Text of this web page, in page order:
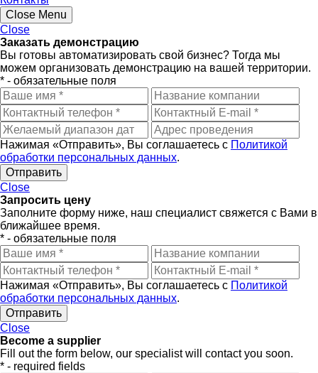
Close Menu
Close
Заказать демонстрацию
Вы готовы автоматизировать свой бизнес? Тогда мы
можем организовать демонстрацию на вашей территории.
* - обязательные поля
Нажимая «Отправить», Вы соглашаетесь с Политикой
обработки персональных данных.
Close
Запросить цену
Заполните форму ниже, наш специалист свяжется с Вами в
ближайшее время.
* - обязательные поля
Нажимая «Отправить», Вы соглашаетесь с Политикой
обработки персональных данных.
Close
Become a supplier
Fill out the form below, our specialist will contact you soon.
* - required fields